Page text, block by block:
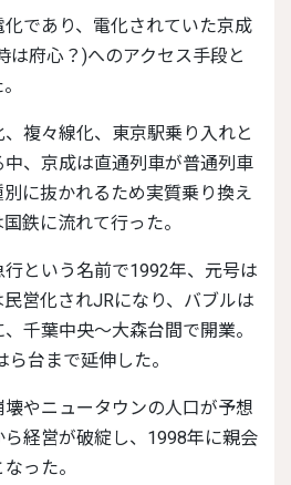
は府心？)へのアクセス手段と
、京成は直通列車が普通列車
に抜かれるため実質乗り換え
鉄に流れて行った。
営化されJRになり、バブルは
千葉中央～大森台間で開業。
台まで延伸した。
経営が破綻し、1998年に親会
った。